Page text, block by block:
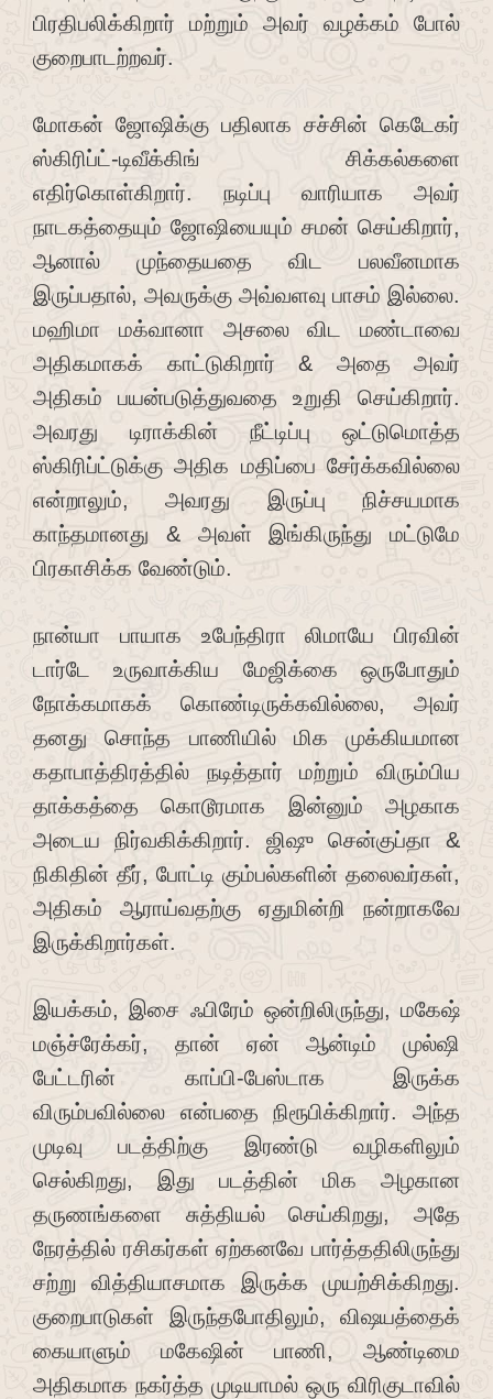
பிரதிபலிக்கிறார் மற்றும் அவர் வழக்கம் போல்
குறைபாடற்றவர்.
மோகன் ஜோஷிக்கு பதிலாக சச்சின் கெடேகர்
ஸ்கிரிப்ட்-டிவீக்கிங் சிக்கல்களை
எதிர்கொள்கிறார். நடிப்பு வாரியாக அவர்
நாடகத்தையும் ஜோஷியையும் சமன் செய்கிறார்,
ஆனால் முந்தையதை விட பலவீனமாக
இருப்பதால், அவருக்கு அவ்வளவு பாசம் இல்லை.
மஹிமா மக்வானா அசலை விட மண்டாவை
அதிகமாகக் காட்டுகிறார் & அதை அவர்
அதிகம் பயன்படுத்துவதை உறுதி செய்கிறார்.
அவரது டிராக்கின் நீட்டிப்பு ஒட்டுமொத்த
ஸ்கிரிப்ட்டுக்கு அதிக மதிப்பை சேர்க்கவில்லை
என்றாலும், அவரது இருப்பு நிச்சயமாக
காந்தமானது & அவள் இங்கிருந்து மட்டுமே
பிரகாசிக்க வேண்டும்.
நான்யா பாயாக உபேந்திரா லிமாயே பிரவின்
டார்டே உருவாக்கிய மேஜிக்கை ஒருபோதும்
நோக்கமாகக் கொண்டிருக்கவில்லை, அவர்
தனது சொந்த பாணியில் மிக முக்கியமான
கதாபாத்திரத்தில் நடித்தார் மற்றும் விரும்பிய
தாக்கத்தை கொடூரமாக இன்னும் அழகாக
அடைய நிர்வகிக்கிறார். ஜிஷு சென்குப்தா &
நிகிதின் தீர், போட்டி கும்பல்களின் தலைவர்கள்,
அதிகம் ஆராய்வதற்கு ஏதுமின்றி நன்றாகவே
இருக்கிறார்கள்.
இயக்கம், இசை ஃபிரேம் ஒன்றிலிருந்து, மகேஷ்
மஞ்ச்ரேக்கர், தான் ஏன் ஆன்டிம் முல்ஷி
பேட்டரின் காப்பி-பேஸ்டாக இருக்க
விரும்பவில்லை என்பதை நிரூபிக்கிறார். அந்த
முடிவு படத்திற்கு இரண்டு வழிகளிலும்
செல்கிறது, இது படத்தின் மிக அழகான
தருணங்களை சுத்தியல் செய்கிறது, அதே
நேரத்தில் ரசிகர்கள் ஏற்கனவே பார்த்ததிலிருந்து
சற்று வித்தியாசமாக இருக்க முயற்சிக்கிறது.
குறைபாடுகள் இருந்தபோதிலும், விஷயத்தைக்
கையாளும் மகேஷின் பாணி, ஆண்டிமை
அதிகமாக நகர்த்த முடியாமல் ஒரு விரிகுடாவில்